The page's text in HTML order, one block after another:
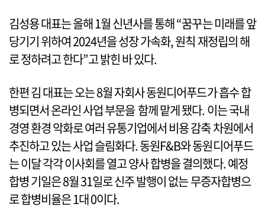
김성용 대표는 올해 1월 신년사를 통해 “꿈꾸는 미래를 앞
당기기 위하여 2024년을 성장 가속화, 원칙 재정립의 해
로 정하려고 한다”고 밝힌 바 있다.
한편 김 대표는 오는 8월 자회사 동원디어푸드가 흡수 합
병되면서 온라인 사업 부문을 함께 맡게 됐다. 이는 국내
경영 환경 악화로 여러 유통기업에서 비용 감축 차원에서
추진하고 있는 사업 슬림화다. 동원F&B와 동원디어푸드
는 이달 각각 이사회를 열고 양사 합병을 결의했다. 예정
합병 기일은 8월 31일로 신주 발행이 없는 무증자합병으
로 합병비율은 1대 0이다.